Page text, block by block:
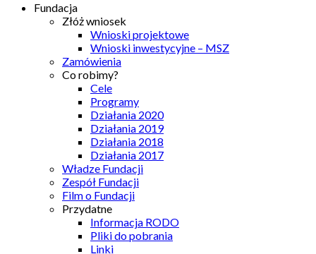
Fundacja
Złóż wniosek
Wnioski projektowe
Wnioski inwestycyjne – MSZ
Zamówienia
Co robimy?
Cele
Programy
Działania 2020
Działania 2019
Działania 2018
Działania 2017
Władze Fundacji
Zespół Fundacji
Film o Fundacji
Przydatne
Informacja RODO
Pliki do pobrania
Linki